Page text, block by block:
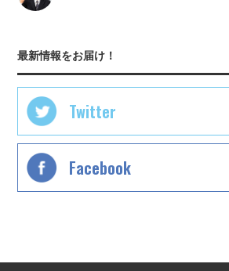
最新情報をお届け！
Twitter
Facebook